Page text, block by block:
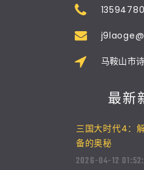
马鞍山市
最新
三国大时代4：
备的奥秘
2026-04-12